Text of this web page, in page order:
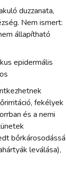
duzzanata,
Nem ismert:
állapítható
epidermális
fekélyek
és a nemi
bőrkárosodássá
leválása),